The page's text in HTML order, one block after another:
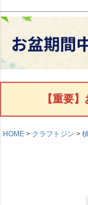
【重要
HOME クラフトジン